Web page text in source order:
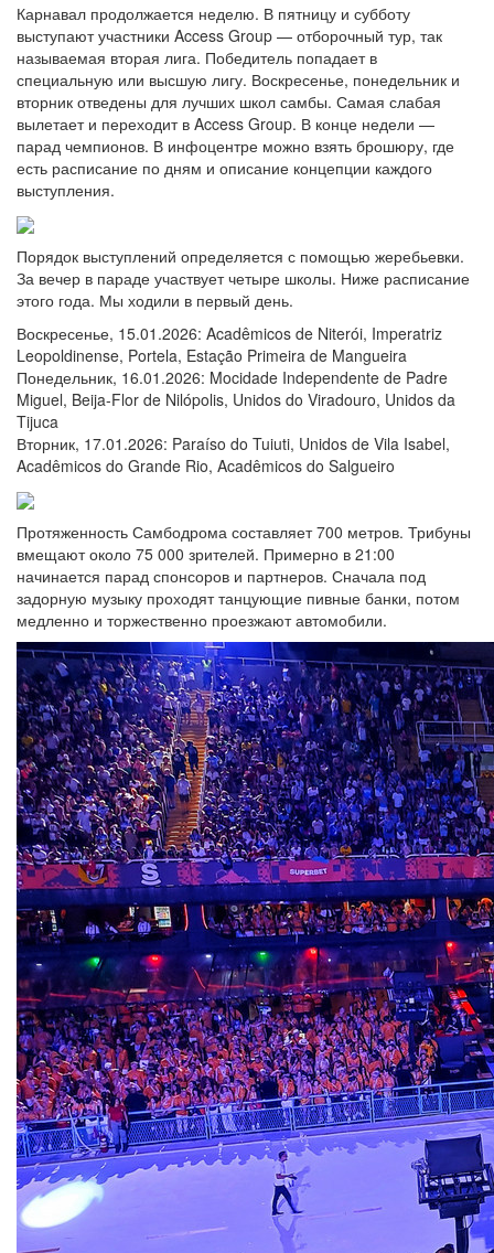
Карнавал продолжается неделю. В пятницу и субботу
выступают участники Access Group — отборочный тур, так
называемая вторая лига. Победитель попадает в
специальную или высшую лигу. Воскресенье, понедельник и
вторник отведены для лучших школ самбы. Самая слабая
вылетает и переходит в Access Group. В конце недели —
парад чемпионов. В инфоцентре можно взять брошюру, где
есть расписание по дням и описание концепции каждого
выступления.
Порядок выступлений определяется с помощью жеребьевки.
За вечер в параде участвует четыре школы. Ниже расписание
этого года. Мы ходили в первый день.
Воскресенье, 15.01.2026: Acadêmicos de Niterói, Imperatriz
Leopoldinense, Portela, Estação Primeira de Mangueira
Понедельник, 16.01.2026: Mocidade Independente de Padre
Miguel, Beija-Flor de Nilópolis, Unidos do Viradouro, Unidos da
Tijuca
Вторник, 17.01.2026: Paraíso do Tuiuti, Unidos de Vila Isabel,
Acadêmicos do Grande Rio, Acadêmicos do Salgueiro
Протяженность Самбодрома составляет 700 метров. Трибуны
вмещают около 75 000 зрителей. Примерно в 21:00
начинается парад спонсоров и партнеров. Сначала под
задорную музыку проходят танцующие пивные банки, потом
медленно и торжественно проезжают автомобили.